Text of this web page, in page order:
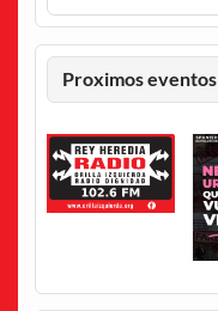
Proximos eventos